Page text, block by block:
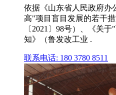
依据《山东省人民政府办
高"项目盲目发展的若干
〔2021〕98号）、《关
知》（鲁发改工业 .
联系电话: 180 3780 8511